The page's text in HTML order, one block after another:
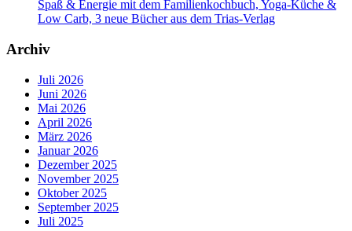
Spaß & Energie mit dem Familienkochbuch, Yoga-Küche &
Low Carb, 3 neue Bücher aus dem Trias-Verlag
Archiv
Juli 2026
Juni 2026
Mai 2026
April 2026
März 2026
Januar 2026
Dezember 2025
November 2025
Oktober 2025
September 2025
Juli 2025